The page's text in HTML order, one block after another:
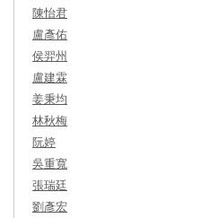
陳怡君
盧彥佑
侯羿州
盧建霖
姜秉均
林秋梅
阮婷
吳重寬
張瑞廷
劉彥宏